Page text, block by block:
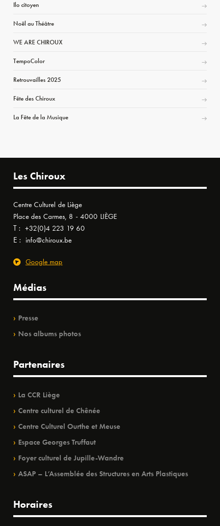
Ilo citoyen
Noël au Théâtre
WE ARE CHIROUX
TempoColor
Retrouvailles 2025
Fête des Chiroux
La Fête de la Musique
Les Chiroux
Centre Culturel de Liège
Place des Carmes, 8 - 4000 LIÈGE
T : +32(0)4 223 19 60
E : info@chiroux.be
Google map
Médias
Presse
Nos albums photos
Partenaires
La CCR Liège
Centre culturel de Chênée
Centre Culturel Ourthe et Meuse
Espace Georges Truffaut
Foyer culturel de Jupille-Wandre
ASAP – L’Assemblée des Structures en Arts Plastiques
Horaires